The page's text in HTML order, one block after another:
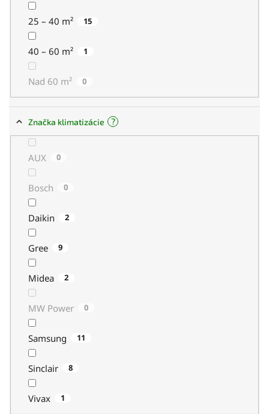
25 – 40 m² 15
40 – 60 m² 1
Nad 60 m² 0
Značka klimatizácie ?
AUX 0
Bosch 0
Daikin 2
Gree 9
Midea 2
MW Power 0
Samsung 11
Sinclair 8
Vivax 1